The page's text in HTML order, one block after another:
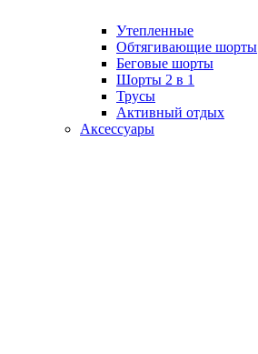
Утепленные
Обтягивающие шорты
Беговые шорты
Шорты 2 в 1
Трусы
Активный отдых
Аксессуары